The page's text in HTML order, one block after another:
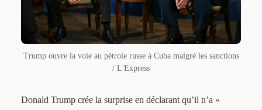
Trump ouvre la voie au pétrole russe à Cuba malgré les sanctions
/ L'Express
Donald Trump crée la surprise en déclarant qu’il n’a «